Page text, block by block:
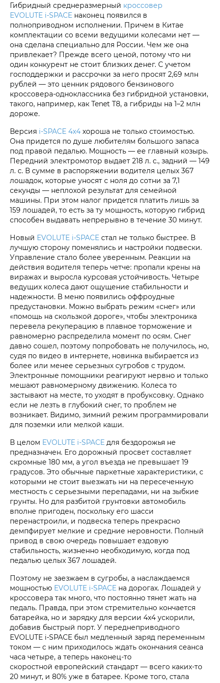
Гибридный среднеразмерный кроссовер
EVOLUTE i‑SPACE наконец появился в
полноприводном исполнении. Причем в Китае
комплектации со всеми ведущими колесами нет —
она сделана специально для России. Чем же она
привлекает? Прежде всего ценой, потому что ни
один конкурент не стоит близких денег. С учетом
господдержки и рассрочки за него просят 2,69 млн
рублей — это ценник рядового бензинового
кроссовера-одноклассника без гибридной установки,
такого, например, как Tenet T8, а гибриды на 1–2 млн
дороже.
Версия i‑SPACE 4х4 хороша не только стоимостью.
Она придется по душе любителям большого запаса
под правой педалью. Мощность — ее главный козырь.
Передний электромотор выдает 218 л. с., задний — 149
л. с. В сумме в распоряжении водителя целых 367
лошадок, которые уносят с ноля до сотни за 7,1
секунды — неплохой результат для семейной
машины. При этом налог придется платить лишь за
159 лошадей, то есть за ту мощность, которую гибрид
способен выдавать непрерывно в течение 30 минут.
Новый EVOLUTE i‑SPACE стал не только быстрее. В
лучшую сторону поменялись и настройки подвески.
Управление стало более уверенным. Реакции на
действия водителя теперь четче: пропали крены на
виражах и выросла курсовая устойчивость. Четыре
ведущих колеса дают ощущение стабильности и
надежности. В меню появились оффроудные
предустановки. Можно выбрать режим «снег» или
«помощь на скользкой дороге», чтобы электроника
перевела рекуперацию в плавное торможение и
равномерно распределила момент по осям. Снег
давно сошел, поэтому попробовать не получилось, но,
судя по видео в интернете, новинка выбирается из
более или менее серьезных сугробов с трудом.
Электронные помощники реагируют нервно и только
мешают равномерному движению. Колеса то
застывают на месте, то уходят в пробуксовку. Однако
если не лезть в глубокий снег, то проблем не
возникает. Видимо, зимний режим программировали
для поземки или мелкой каши.
В целом EVOLUTE i‑SPACE для бездорожья не
предназначен. Его дорожный просвет составляет
скромные 180 мм, а угол въезда не превышает 19
градусов. Это обычные паркетные характеристики, с
которыми не стоит выезжать ни на пересеченную
местность с серьезными перепадами, ни на зыбкие
грунты. Но для разбитой грунтовки автомобиль
вполне пригоден, поскольку его шасси
перенастроили, и подвеска теперь прекрасно
демпфирует мелкие и средние неровности. Полный
привод в свою очередь повышает ездовую
стабильность, жизненно необходимую, когда под
педалью целых 367 лошадей.
Поэтому не заезжаем в сугробы, а наслаждаемся
мощностью EVOLUTE i‑SPACE на дорогах. Лошадей у
кроссовера так много, что постоянно тянет жать на
педаль. Правда, при этом стремительно кончается
батарейка, но и зарядку для версии 4х4 ускорили,
добавив быстрый порт. У переднеприводного
EVOLUTE i‑SPACE был медленный заряд переменным
током — с ним приходилось ждать окончания сеанса
часа четыре, а теперь наконец-то
скоростной европейский стандарт — всего каких-то
20 минут, и 80% уже в батарее. Кроме того, стала